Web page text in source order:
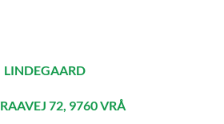
LINDEGAARD
72, 9760 VRÅ